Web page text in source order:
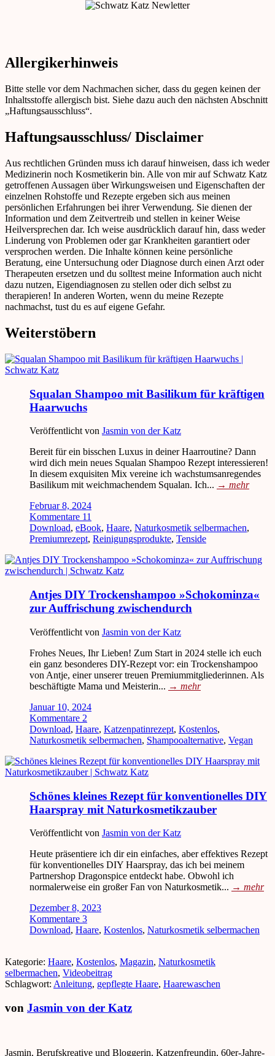
Allergikerhinweis
Bitte stelle vor dem Nachmachen sicher, dass du gegen keinen der
Inhaltsstoffe allergisch bist. Siehe dazu auch den nächsten Abschnitt
„Haftungsausschluss“.
Haftungsausschluss/ Disclaimer
Aus rechtlichen Gründen muss ich darauf hinweisen, dass ich weder
Medizinerin noch Kosmetikerin bin. Alle von mir auf Schwatz Katz
getroffenen Aussagen über Wirkungsweisen und Eigenschaften der
einzelnen Rohstoffe und Rezepte ergeben sich aus meinen
persönlichen Erfahrungen bei ihrer Verwendung. Sie dienen der
Information und dem Zeitvertreib und stellen in keiner Weise
Heilversprechen dar. Ich weise ausdrücklich darauf hin, dass weder
Linderung von Problemen oder gar Krankheiten garantiert oder
versprochen werden. Die Inhalte können keine persönliche
Beratung, eine Untersuchung oder Diagnose durch einen Arzt oder
Therapeuten ersetzen und du solltest meine Information auch nicht
dazu nutzen, Eigendiagnosen zu stellen oder dich selbst zu
therapieren! In anderen Worten, wenn du meine Rezepte
nachmachst, tust du es auf eigene Gefahr.
Weiterstöbern
Squalan Shampoo mit Basilikum für kräftigen
Haarwuchs
Veröffentlicht von Jasmin von der Katz
Bereit für ein bisschen Luxus in deiner Haarroutine? Dann
wird dich mein neues Squalan Shampoo Rezept interessieren!
In diesem exquisiten Mix vereine ich wachstumsanregendes
Basilikum mit weichmachendem Squalan. Ich... → mehr
Februar 8, 2024
Kommentare 11
Download, eBook, Haare, Naturkosmetik selbermachen,
Premiumrezept, Reinigungsprodukte, Tenside
Antjes DIY Trockenshampoo »Schokominza«
zur Auffrischung zwischendurch
Veröffentlicht von Jasmin von der Katz
Frohes Neues, Ihr Lieben! Zum Start in 2024 stelle ich euch
ein ganz besonderes DIY-Rezept vor: ein Trockenshampoo
von Antje, einer unserer treuen Premiummitgliederinnen. Als
beschäftigte Mama und Meisterin... → mehr
Januar 10, 2024
Kommentare 2
Download, Haare, Katzenpatinrezept, Kostenlos,
Naturkosmetik selbermachen, Shampooalternative, Vegan
Schönes kleines Rezept für konventionelles DIY
Haarspray mit Naturkosmetikzauber
Veröffentlicht von Jasmin von der Katz
Heute präsentiere ich dir ein einfaches, aber effektives Rezept
für konventionelles DIY Haarspray, das ich bei meinem
Partnershop Dragonspice entdeckt habe. Obwohl ich
normalerweise ein großer Fan von Naturkosmetik... → mehr
Dezember 8, 2023
Kommentare 3
Download, Haare, Kostenlos, Naturkosmetik selbermachen
Kategorie: Haare, Kostenlos, Magazin, Naturkosmetik
selbermachen, Videobeitrag
Schlagwort: Anleitung, gepflegte Haare, Haarewaschen
von Jasmin von der Katz
Jasmin, Berufskreative und Bloggerin, Katzenfreundin, 60er-Jahre-